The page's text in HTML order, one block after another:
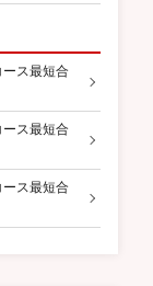
ース最短合
ース最短合
ース最短合